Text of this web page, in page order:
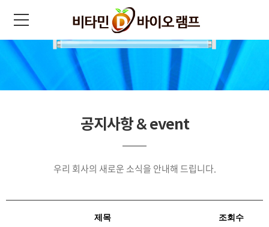
공지사항 & event
우리 회사의 새로운 소식을 안내해 드립니다.
제목 조회수